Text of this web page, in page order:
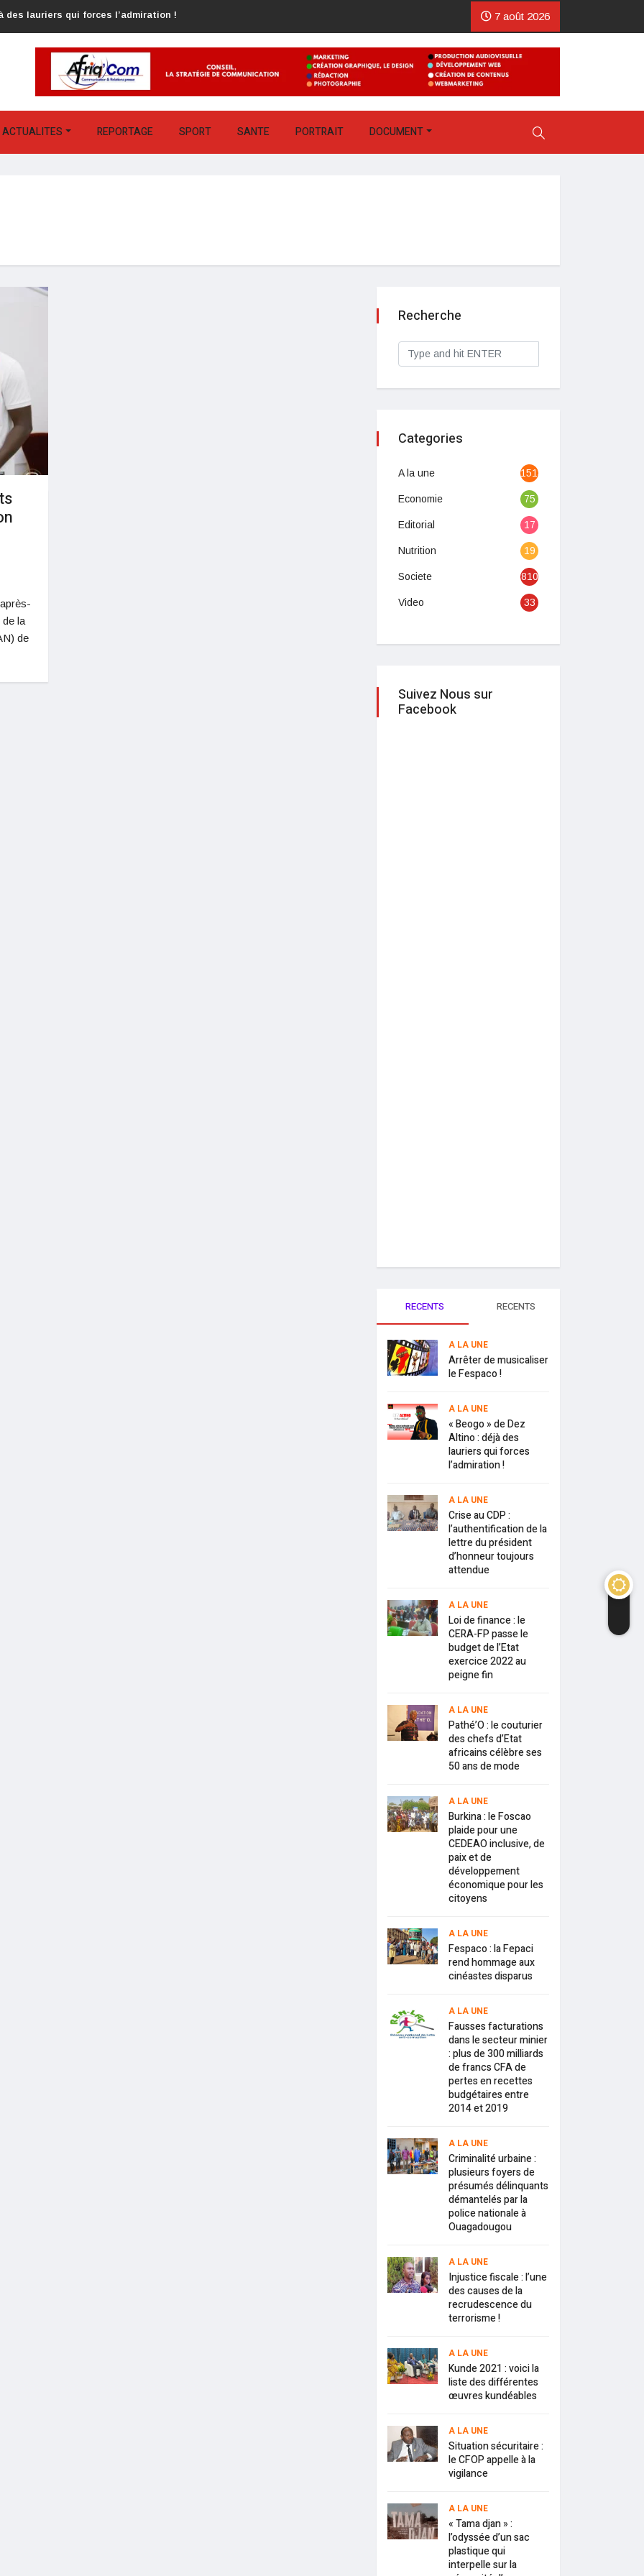
des lauriers qui forces l’admiration ! 7 août 2026
ACTUALITES REPORTAGE SPORT SANTE PORTRAIT DOCUMENT
la
de
Recherche
Categories
A la une 1513
Economie 75
Editorial 17
Nutrition 19
Societe 810
Video 33
Suivez Nous sur
Facebook
RECENTS RECENTS
A LA UNE
Arrêter de musicaliser
le Fespaco !
A LA UNE
« Beogo » de Dez
Altino : déjà des
lauriers qui forces
l’admiration !
A LA UNE
Crise au CDP :
l’authentification de la
lettre du président
d’honneur toujours
attendue
A LA UNE
Loi de finance : le
CERA-FP passe le
budget de l’Etat
exercice 2022 au
peigne fin
A LA UNE
Pathé’O : le couturier
des chefs d’Etat
africains célèbre ses
50 ans de mode
A LA UNE
Burkina : le Foscao
plaide pour une
CEDEAO inclusive, de
paix et de
développement
économique pour les
citoyens
A LA UNE
Fespaco : la Fepaci
rend hommage aux
cinéastes disparus
A LA UNE
Fausses facturations
dans le secteur minier
: plus de 300 milliards
de francs CFA de
pertes en recettes
budgétaires entre
2014 et 2019
A LA UNE
Criminalité urbaine :
plusieurs foyers de
présumés délinquants
démantelés par la
police nationale à
Ouagadougou
A LA UNE
Injustice fiscale : l’une
des causes de la
recrudescence du
terrorisme !
A LA UNE
Kunde 2021 : voici la
liste des différentes
œuvres kundéables
A LA UNE
Situation sécuritaire :
le CFOP appelle à la
vigilance
A LA UNE
« Tama djan » :
l’odyssée d’un sac
plastique qui
interpelle sur la